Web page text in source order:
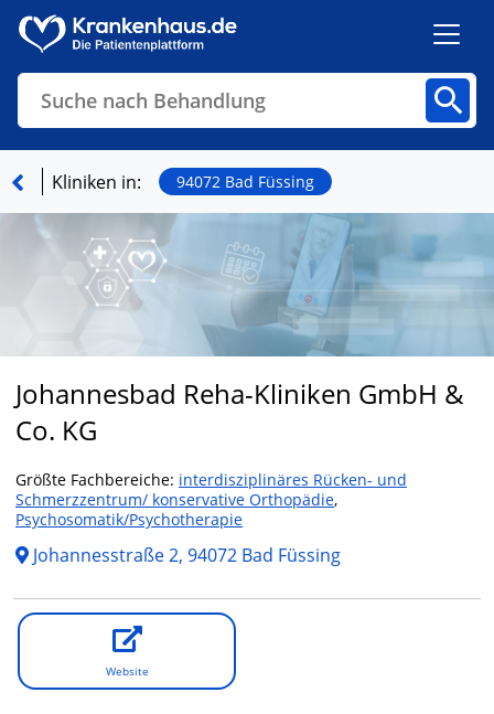
Suche nach Behandlung
Finden
Kliniken in: 94072 Bad Füssing
Johannesbad Reha-Kliniken GmbH &
Co. KG
Größte Fachbereiche: interdisziplinäres Rücken- und
Schmerzzentrum/ konservative Orthopädie,
Psychosomatik/Psychotherapie
Johannesstraße 2, 94072 Bad Füssing
Website